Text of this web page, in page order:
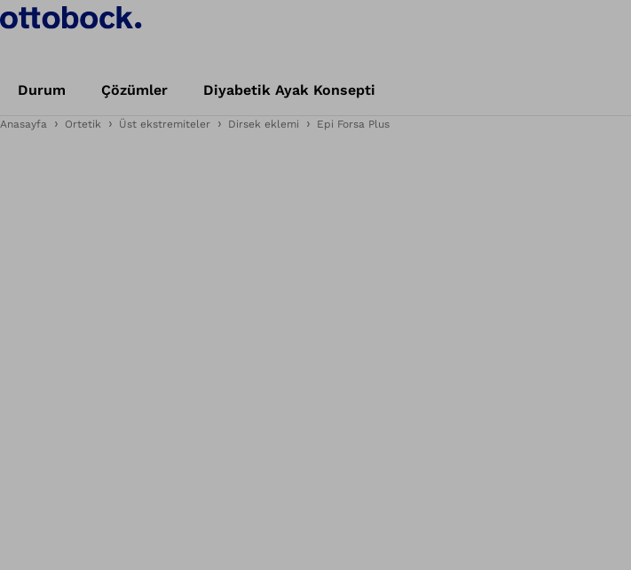
Durum Çözümler Diyabetik Ayak Konsepti
Anasayfa Ortetik Üst ekstremiteler Dirsek eklemi Epi Forsa Plus